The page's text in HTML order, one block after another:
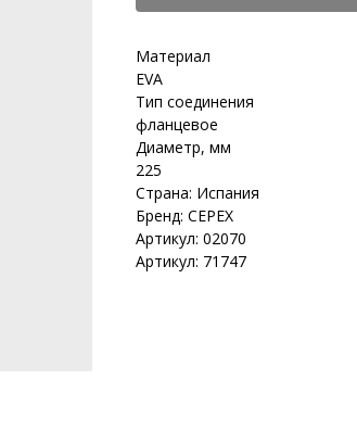
Материал
EVA
Тип соединения
фланцевое
Диаметр, мм
225
Страна: Испания
Бренд: CEPEX
Артикул: 02070
Артикул: 71747